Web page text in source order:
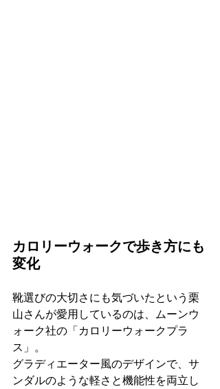
カロリーウォークで歩き方にも
変化
靴選びの大切さにも気づいたという栗
山さんが愛用しているのは、ムーンウ
ォーク社の「カロリーウォークプラ
ス」。
グラディエーター風のデザインで、サ
ンダルのような軽さと機能性を両立し